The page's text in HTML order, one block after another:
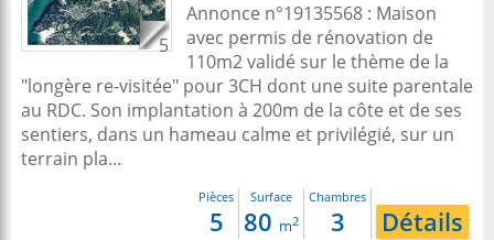
5
Annonce n°19135568 : Maison
avec permis de rénovation de
110m2 validé sur le thème de la
"longère re-visitée" pour 3CH dont une suite parentale
au RDC. Son implantation à 200m de la côte et de ses
sentiers, dans un hameau calme et privilégié, sur un
terrain pla...
Pièces
5
Surface
80 m2
Chambres
3 Détails